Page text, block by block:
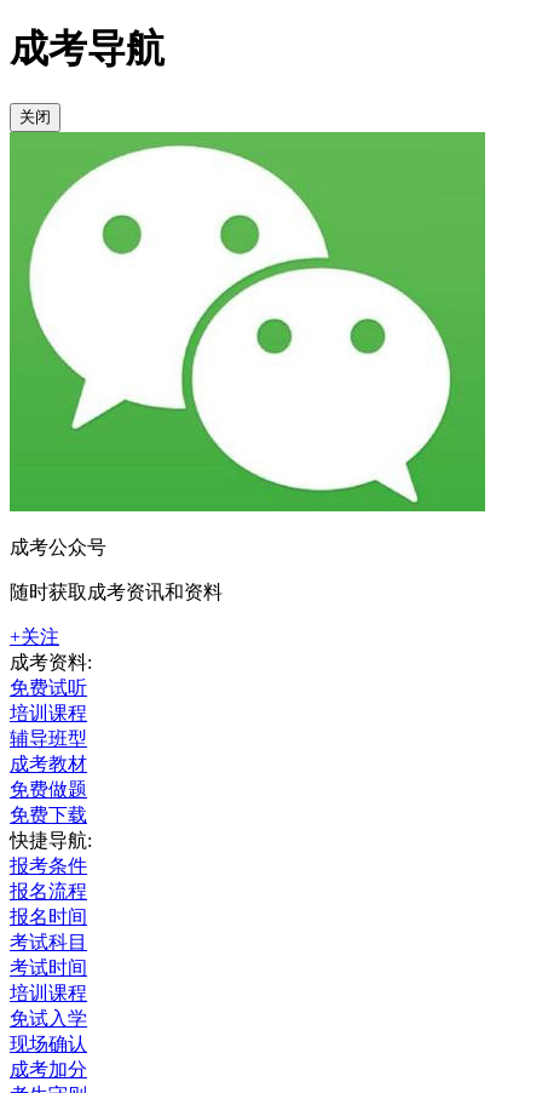
成考导航
关闭
成考公众号
随时获取成考资讯和资料
+关注
成考资料:
免费试听
培训课程
辅导班型
成考教材
免费做题
免费下载
快捷导航:
报考条件
报名流程
报名时间
考试科目
考试时间
培训课程
免试入学
现场确认
成考加分